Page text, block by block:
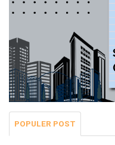
POPULER POST